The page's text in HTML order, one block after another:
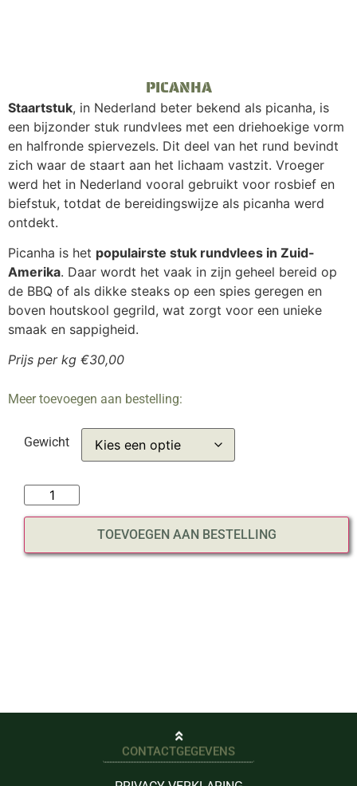
PICANHA
Staartstuk, in Nederland beter bekend als picanha, is
een bijzonder stuk rundvlees met een driehoekige vorm
en halfronde spiervezels. Dit deel van het rund bevindt
zich waar de staart aan het lichaam vastzit. Vroeger
werd het in Nederland vooral gebruikt voor rosbief en
biefstuk, totdat de bereidingswijze als picanha werd
ontdekt.
Picanha is het populairste stuk rundvlees in Zuid-
Amerika. Daar wordt het vaak in zijn geheel bereid op
de BBQ of als dikke steaks op een spies geregen en
boven houtskool gegrild, wat zorgt voor een unieke
smaak en sappigheid.
Prijs per kg €30,00
Meer toevoegen aan bestelling:
Gewicht
TOEVOEGEN AAN BESTELLING
CONTACTGEGEVENS